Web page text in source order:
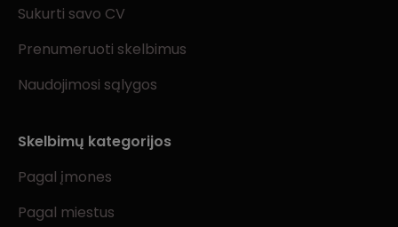
Sukurti savo CV
Prenumeruoti skelbimus
Naudojimosi sąlygos
Skelbimų kategorijos
Pagal įmones
Pagal miestus